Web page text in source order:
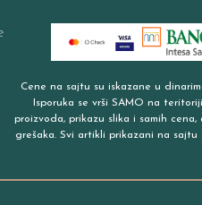
Cene na sajtu su iskazane u
Isporuka se vrši SAMO na
proizvoda, prikazu slika i samih
grešaka. Svi artikli prikazani na